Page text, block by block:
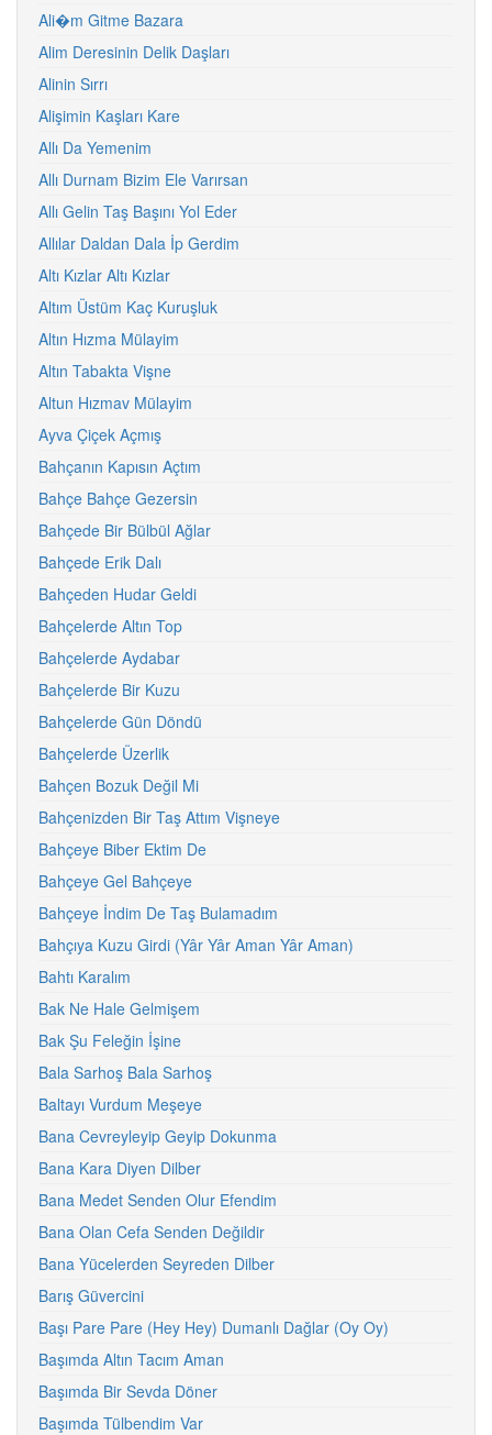
Ali�m Gitme Bazara
Alim Deresinin Delik Daşları
Alinin Sırrı
Alişimin Kaşları Kare
Allı Da Yemenim
Allı Durnam Bizim Ele Varırsan
Allı Gelin Taş Başını Yol Eder
Allılar Daldan Dala İp Gerdim
Altı Kızlar Altı Kızlar
Altım Üstüm Kaç Kuruşluk
Altın Hızma Mülayim
Altın Tabakta Vişne
Altun Hızmav Mülayim
Ayva Çiçek Açmış
Bahçanın Kapısın Açtım
Bahçe Bahçe Gezersin
Bahçede Bir Bülbül Ağlar
Bahçede Erik Dalı
Bahçeden Hudar Geldi
Bahçelerde Altın Top
Bahçelerde Aydabar
Bahçelerde Bir Kuzu
Bahçelerde Gün Döndü
Bahçelerde Üzerlik
Bahçen Bozuk Değil Mi
Bahçenizden Bir Taş Attım Vişneye
Bahçeye Biber Ektim De
Bahçeye Gel Bahçeye
Bahçeye İndim De Taş Bulamadım
Bahçıya Kuzu Girdi (Yâr Yâr Aman Yâr Aman)
Bahtı Karalım
Bak Ne Hale Gelmişem
Bak Şu Feleğin İşine
Bala Sarhoş Bala Sarhoş
Baltayı Vurdum Meşeye
Bana Cevreyleyip Geyip Dokunma
Bana Kara Diyen Dilber
Bana Medet Senden Olur Efendim
Bana Olan Cefa Senden Değildir
Bana Yücelerden Seyreden Dilber
Barış Güvercini
Başı Pare Pare (Hey Hey) Dumanlı Dağlar (Oy Oy)
Başımda Altın Tacım Aman
Başımda Bir Sevda Döner
Başımda Tülbendim Var